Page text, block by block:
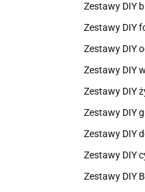
Zestawy DIY
Zestawy DIY
Zestawy DIY
Zestawy DIY
Zestawy DIY
Zestawy DIY
Zestawy DIY
Zestawy DIY
Zestawy DIY